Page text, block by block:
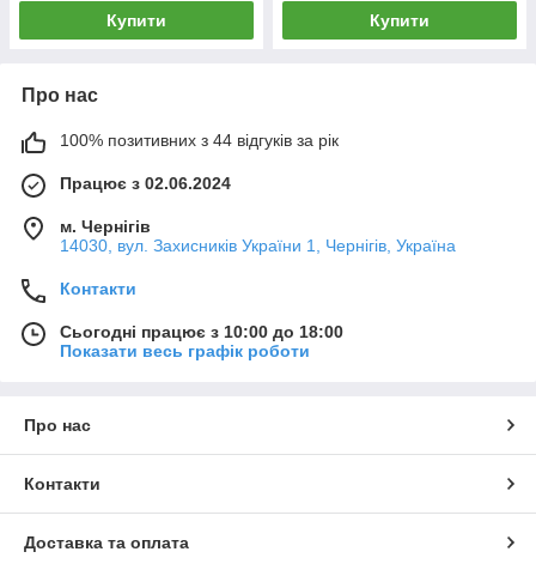
Купити Купити
Про нас
100% позитивних з 44 відгуків за рік
Працює з 02.06.2024
м. Чернігів
14030, вул. Захисників України 1, Чернігів, Україна
Контакти
Сьогодні працює з 10:00 до 18:00
Показати весь графік роботи
Про нас
Контакти
Доставка та оплата